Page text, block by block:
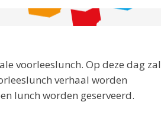
voorleeslunch. Op deze dag zal
verhaal worden
lunch worden geserveerd.